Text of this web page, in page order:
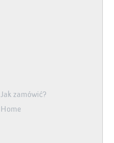
Jak zamówić?
Home